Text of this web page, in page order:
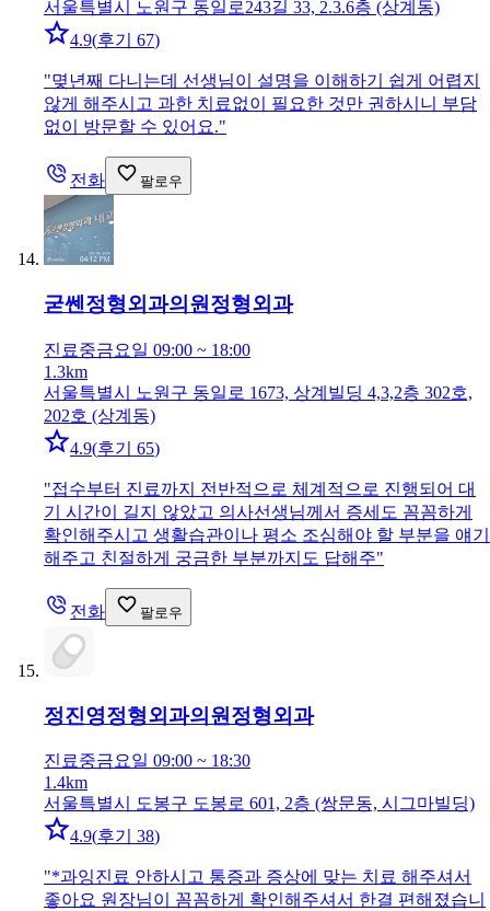
서울특별시 노원구 동일로243길 33, 2.3.6층 (상계동)
4.9(후기 67)
"몆년째 다니는데 선생님이 설명을 이해하기 쉽게 어렵지
않게 해주시고 과한 치료없이 필요한 것만 권하시니 부담
없이 방문할 수 있어요."
전화 팔로우
굳쎈정형외과의원 정형외과
진료중금요일 09:00 ~ 18:00
1.3km
서울특별시 노원구 동일로 1673, 상계빌딩 4,3,2층 302호,
202호 (상계동)
4.9(후기 65)
"접수부터 진료까지 전반적으로 체계적으로 진행되어 대
기 시간이 길지 않았고 의사선생님께서 증세도 꼼꼼하게
확인해주시고 생활습관이나 평소 조심해야 할 부분을 얘기
해주고 친절하게 궁금한 부분까지도 답해주"
전화 팔로우
정진영정형외과의원 정형외과
진료중금요일 09:00 ~ 18:30
1.4km
서울특별시 도봉구 도봉로 601, 2층 (쌍문동, 시그마빌딩)
4.9(후기 38)
"*과잉진료 안하시고 통증과 증상에 맞는 치료 해주셔서
좋아요 원장님이 꼼꼼하게 확인해주셔서 한결 편해졌습니